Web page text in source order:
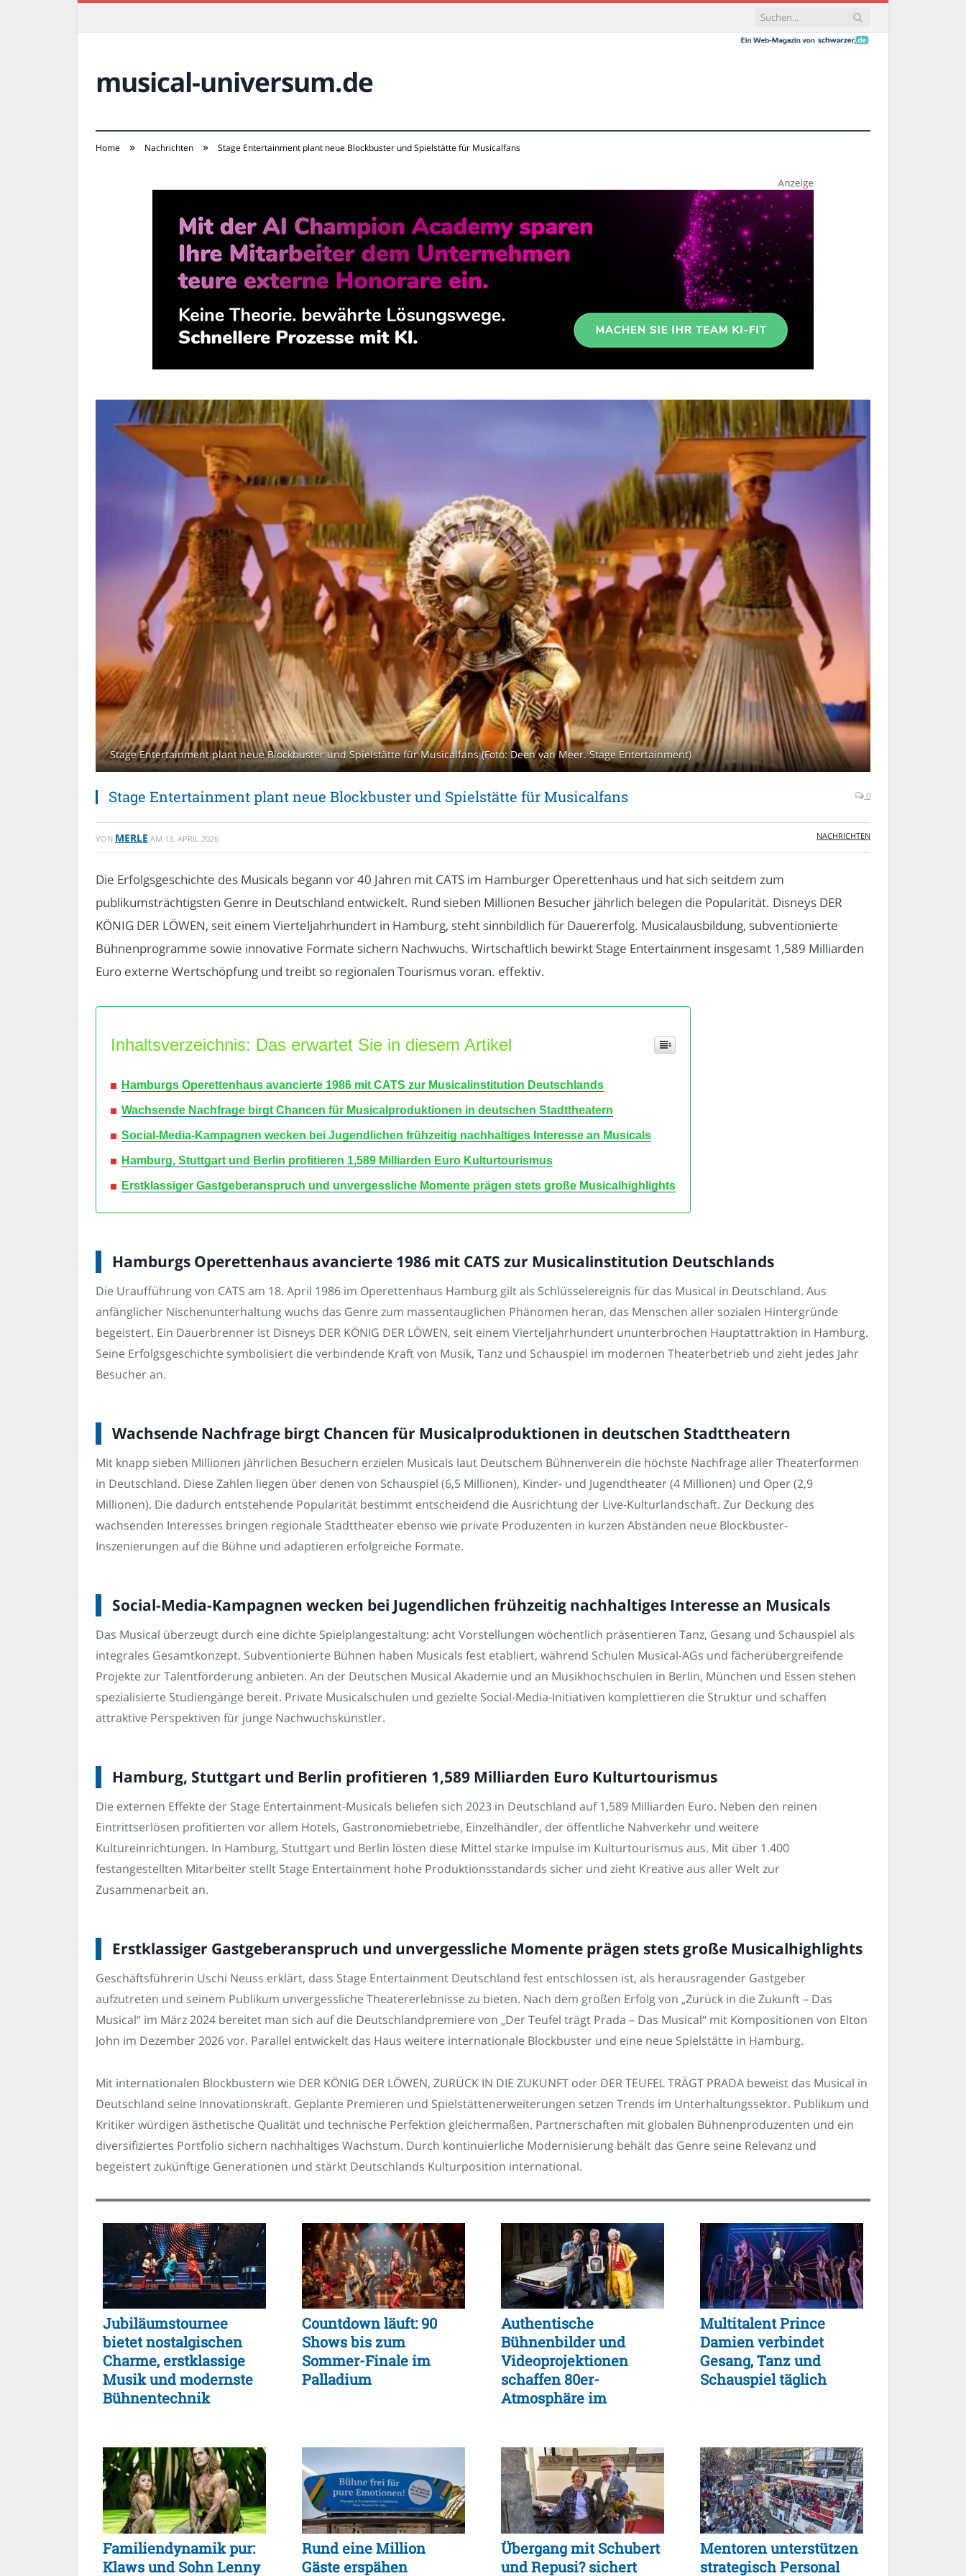
musical-universum.de
Home » Nachrichten » Stage Entertainment plant neue Blockbuster und Spielstätte für Musicalfans
Stage Entertainment plant neue Blockbuster und Spielstätte für Musicalfans (Foto: Deen van Meer. Stage Entertainment)
Stage Entertainment plant neue Blockbuster und Spielstätte für Musicalfans 0
VON MERLE AM 13. APRIL 2026 NACHRICHTEN
Die Erfolgsgeschichte des Musicals begann vor 40 Jahren mit CATS im Hamburger Operettenhaus und hat sich seitdem zum
publikumsträchtigsten Genre in Deutschland entwickelt. Rund sieben Millionen Besucher jährlich belegen die Popularität. Disneys DER
KÖNIG DER LÖWEN, seit einem Vierteljahrhundert in Hamburg, steht sinnbildlich für Dauererfolg. Musicalausbildung, subventionierte
Bühnenprogramme sowie innovative Formate sichern Nachwuchs. Wirtschaftlich bewirkt Stage Entertainment insgesamt 1,589 Milliarden
Euro externe Wertschöpfung und treibt so regionalen Tourismus voran. effektiv.
Inhaltsverzeichnis: Das erwartet Sie in diesem Artikel
Hamburgs Operettenhaus avancierte 1986 mit CATS zur Musicalinstitution Deutschlands
Wachsende Nachfrage birgt Chancen für Musicalproduktionen in deutschen Stadttheatern
Social-Media-Kampagnen wecken bei Jugendlichen frühzeitig nachhaltiges Interesse an Musicals
Hamburg, Stuttgart und Berlin profitieren 1,589 Milliarden Euro Kulturtourismus
Erstklassiger Gastgeberanspruch und unvergessliche Momente prägen stets große Musicalhighlights
Hamburgs Operettenhaus avancierte 1986 mit CATS zur Musicalinstitution Deutschlands
Die Uraufführung von CATS am 18. April 1986 im Operettenhaus Hamburg gilt als Schlüsselereignis für das Musical in Deutschland. Aus
anfänglicher Nischenunterhaltung wuchs das Genre zum massentauglichen Phänomen heran, das Menschen aller sozialen Hintergründe
begeistert. Ein Dauerbrenner ist Disneys DER KÖNIG DER LÖWEN, seit einem Vierteljahrhundert ununterbrochen Hauptattraktion in Hamburg.
Seine Erfolgsgeschichte symbolisiert die verbindende Kraft von Musik, Tanz und Schauspiel im modernen Theaterbetrieb und zieht jedes Jahr
Besucher an.
Wachsende Nachfrage birgt Chancen für Musicalproduktionen in deutschen Stadttheatern
Mit knapp sieben Millionen jährlichen Besuchern erzielen Musicals laut Deutschem Bühnenverein die höchste Nachfrage aller Theaterformen
in Deutschland. Diese Zahlen liegen über denen von Schauspiel (6,5 Millionen), Kinder- und Jugendtheater (4 Millionen) und Oper (2,9
Millionen). Die dadurch entstehende Popularität bestimmt entscheidend die Ausrichtung der Live-Kulturlandschaft. Zur Deckung des
wachsenden Interesses bringen regionale Stadttheater ebenso wie private Produzenten in kurzen Abständen neue Blockbuster-
Inszenierungen auf die Bühne und adaptieren erfolgreiche Formate.
Social-Media-Kampagnen wecken bei Jugendlichen frühzeitig nachhaltiges Interesse an Musicals
Das Musical überzeugt durch eine dichte Spielplangestaltung: acht Vorstellungen wöchentlich präsentieren Tanz, Gesang und Schauspiel als
integrales Gesamtkonzept. Subventionierte Bühnen haben Musicals fest etabliert, während Schulen Musical-AGs und fächerübergreifende
Projekte zur Talentförderung anbieten. An der Deutschen Musical Akademie und an Musikhochschulen in Berlin, München und Essen stehen
spezialisierte Studiengänge bereit. Private Musicalschulen und gezielte Social-Media-Initiativen komplettieren die Struktur und schaffen
attraktive Perspektiven für junge Nachwuchskünstler.
Hamburg, Stuttgart und Berlin profitieren 1,589 Milliarden Euro Kulturtourismus
Die externen Effekte der Stage Entertainment-Musicals beliefen sich 2023 in Deutschland auf 1,589 Milliarden Euro. Neben den reinen
Eintrittserlösen profitierten vor allem Hotels, Gastronomiebetriebe, Einzelhändler, der öffentliche Nahverkehr und weitere
Kultureinrichtungen. In Hamburg, Stuttgart und Berlin lösten diese Mittel starke Impulse im Kulturtourismus aus. Mit über 1.400
festangestellten Mitarbeiter stellt Stage Entertainment hohe Produktionsstandards sicher und zieht Kreative aus aller Welt zur
Zusammenarbeit an.
Erstklassiger Gastgeberanspruch und unvergessliche Momente prägen stets große Musicalhighlights
Geschäftsführerin Uschi Neuss erklärt, dass Stage Entertainment Deutschland fest entschlossen ist, als herausragender Gastgeber
aufzutreten und seinem Publikum unvergessliche Theatererlebnisse zu bieten. Nach dem großen Erfolg von „Zurück in die Zukunft – Das
Musical“ im März 2024 bereitet man sich auf die Deutschlandpremiere von „Der Teufel trägt Prada – Das Musical“ mit Kompositionen von Elton
John im Dezember 2026 vor. Parallel entwickelt das Haus weitere internationale Blockbuster und eine neue Spielstätte in Hamburg.
Mit internationalen Blockbustern wie DER KÖNIG DER LÖWEN, ZURÜCK IN DIE ZUKUNFT oder DER TEUFEL TRÄGT PRADA beweist das Musical in
Deutschland seine Innovationskraft. Geplante Premieren und Spielstättenerweiterungen setzen Trends im Unterhaltungssektor. Publikum und
Kritiker würdigen ästhetische Qualität und technische Perfektion gleichermaßen. Partnerschaften mit globalen Bühnenproduzenten und ein
diversifiziertes Portfolio sichern nachhaltiges Wachstum. Durch kontinuierliche Modernisierung behält das Genre seine Relevanz und
begeistert zukünftige Generationen und stärkt Deutschlands Kulturposition international.
Jubiläumstournee
bietet nostalgischen
Charme, erstklassige
Musik und modernste
Bühnentechnik
Countdown läuft: 90
Shows bis zum
Sommer-Finale im
Palladium
Authentische
Bühnenbilder und
Videoprojektionen
schaffen 80er-
Atmosphäre im
Multitalent Prince
Damien verbindet
Gesang, Tanz und
Schauspiel täglich
Familiendynamik pur:
Klaws und Sohn Lenny
Rund eine Million
Gäste erspähen
Übergang mit Schubert
und Repusi? sichert
Mentoren unterstützen
strategisch Personal